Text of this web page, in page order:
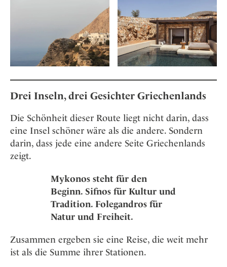
Drei Inseln, drei Gesichter Griechenlands
Die Schönheit dieser Route liegt nicht darin, dass
eine Insel schöner wäre als die andere. Sondern
darin, dass jede eine andere Seite Griechenlands
zeigt.
Mykonos steht für den
Beginn. Sifnos für Kultur und
Tradition. Folegandros für
Natur und Freiheit.
Zusammen ergeben sie eine Reise, die weit mehr
ist als die Summe ihrer Stationen.